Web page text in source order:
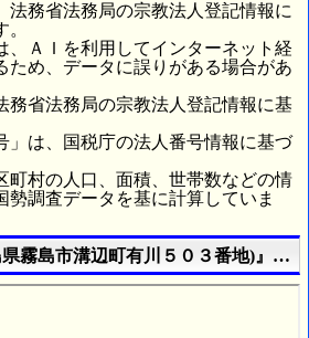
法務省法務局の宗教法人登記情報に
、ＡＩを利用してインターネット経
ため、データに誤りがある場合があ
務省法務局の宗教法人登記情報に基
」は、国税庁の法人番号情報に基づ
町村の人口、面積、世帯数などの情
勢調査データを基に計算していま
県霧島市溝辺町有川５０３番地)』の